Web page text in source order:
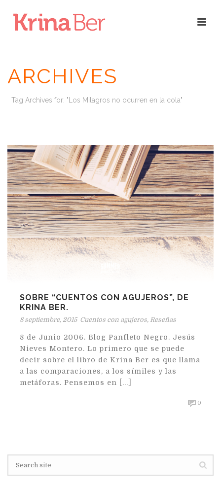
ARCHIVES
Tag Archives for: "Los Milagros no ocurren en la cola"
SOBRE “CUENTOS CON AGUJEROS”, DE
KRINA BER.
8 septiembre, 2015 Cuentos con agujeros, Reseñas
8 de Junio 2006. Blog Panfleto Negro. Jesús
Nieves Montero. Lo primero que se puede
decir sobre el libro de Krina Ber es que llama
a las comparaciones, a los símiles y las
metáforas. Pensemos en [...]
0